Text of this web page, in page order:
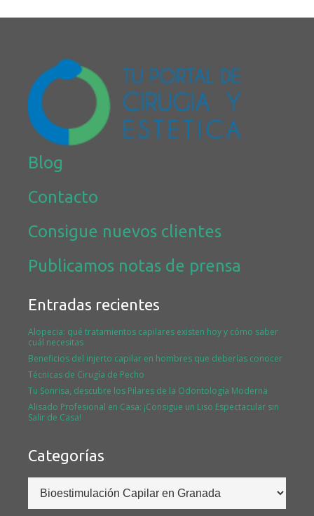
Blog
Contacto
Consigue nuevos clientes
Publicamos notas de prensa
Entradas recientes
Alopecia: qué tratamientos capilares existen hoy y cómo saber
cuál necesitas
Beneficios del injerto capilar en hombres que deberías conocer
Técnicas de Cirugía de Pecho
Tu Sonrisa, descubre los Pilares de la Odontología Moderna
Alisado Profesional en Casa: ¡Consigue un Liso Espectacular sin
Salir de Casa!
Categorías
Categorías